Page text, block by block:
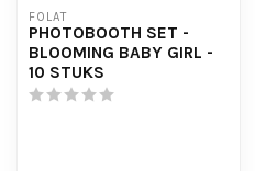
FOLAT
PHOTOBOOTH SET -
BLOOMING BABY GIRL -
10 STUKS